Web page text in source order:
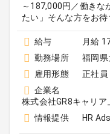
～187,000円／働きな
たい」そんな方をお
給与
月給
勤務場所
福岡
雇用形態
正社員
企業名
株式会社GR8キャリア
情報提供
HR